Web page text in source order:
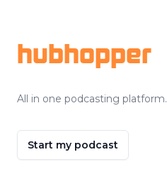
hubhopper
All in one podcasting platform.
Start my podcast